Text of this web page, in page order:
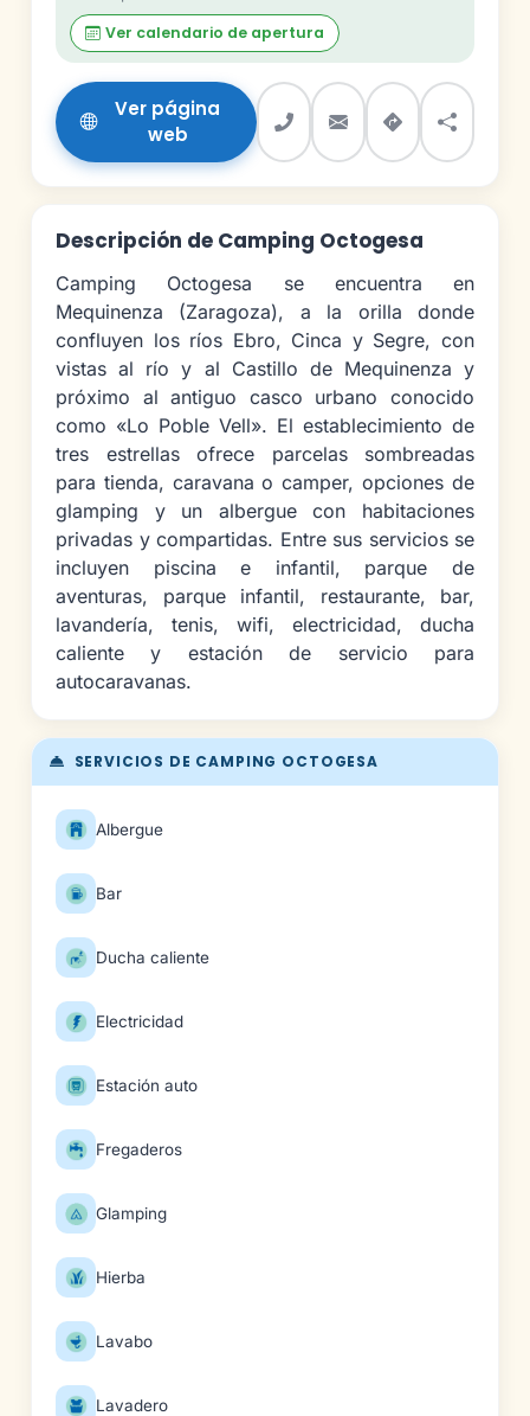
SERVICIOS DE CAMPING OCTOGESA
Albergue
Bar
Ducha caliente
Electricidad
Estación auto
Fregaderos
Glamping
Hierba
Lavabo
Lavadero
Ver calendario de apertura
Ver página
web
Descripción de Camping Octogesa
Camping Octogesa se encuentra en
Mequinenza (Zaragoza), a la orilla donde
confluyen los ríos Ebro, Cinca y Segre, con
vistas al río y al Castillo de Mequinenza y
próximo al antiguo casco urbano conocido
como «Lo Poble Vell». El establecimiento de
tres estrellas ofrece parcelas sombreadas
para tienda, caravana o camper, opciones de
glamping y un albergue con habitaciones
privadas y compartidas. Entre sus servicios se
incluyen piscina e infantil, parque de
aventuras, parque infantil, restaurante, bar,
lavandería, tenis, wifi, electricidad, ducha
caliente y estación de servicio para
autocaravanas.